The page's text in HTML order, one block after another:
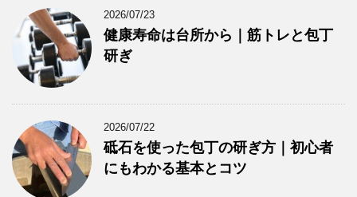
2026/07/23
健康寿命は台所から｜筋トレと包丁
研ぎ
2026/07/22
砥石を使った包丁の研ぎ方｜初心者
にもわかる基本とコツ